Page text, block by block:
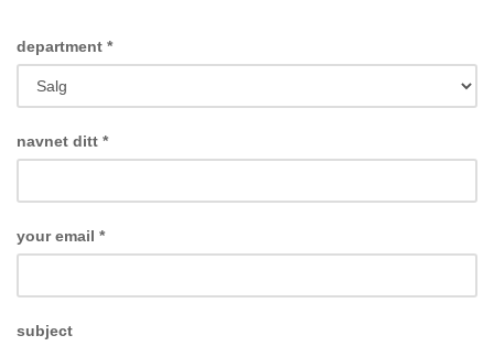
department *
navnet ditt *
your email *
subject